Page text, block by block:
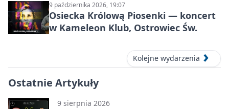
9 października 2026, 19:07
Osiecka Królową Piosenki — koncert
w Kameleon Klub, Ostrowiec Św.
Kolejne wydarzenia
Ostatnie Artykuły
9 sierpnia 2026